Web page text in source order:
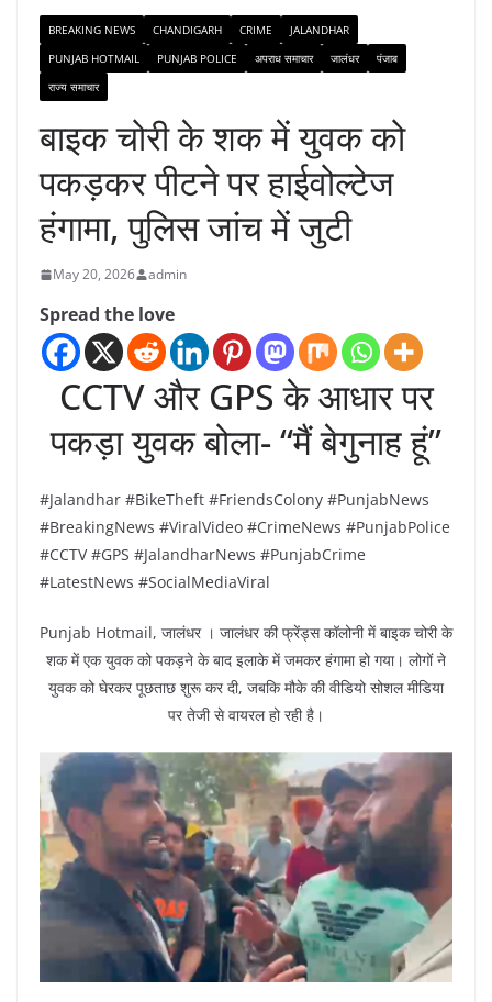
BREAKING NEWS CHANDIGARH CRIME
JALANDHAR
PUNJAB HOTMAIL
PUNJAB POLICE अपराध समाचार जालंधर
पंजाब
राज्य समाचार
बाइक चोरी के शक में युवक को
पकड़कर पीटने पर हाईवोल्टेज
हंगामा, पुलिस जांच में जुटी
May 20, 2026 admin
Spread the love
CCTV और GPS के आधार पर
पकड़ा युवक बोला- “मैं बेगुनाह हूं”
#Jalandhar #BikeTheft #FriendsColony #PunjabNews
#BreakingNews #ViralVideo #CrimeNews #PunjabPolice
#CCTV #GPS #JalandharNews #PunjabCrime
#LatestNews #SocialMediaViral
Punjab Hotmail, जालंधर । जालंधर की फ्रेंड्स कॉलोनी में बाइक चोरी के
शक में एक युवक को पकड़ने के बाद इलाके में जमकर हंगामा हो गया। लोगों ने
युवक को घेरकर पूछताछ शुरू कर दी, जबकि मौके की वीडियो सोशल मीडिया
पर तेजी से वायरल हो रही है।